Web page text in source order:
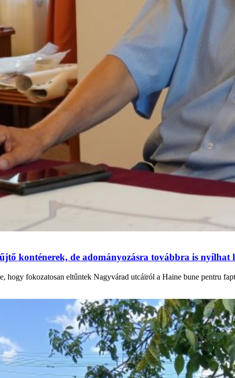
konténerek, de adományozásra továbbra is nyílhat
hogy fokozatosan eltűntek Nagyvárad utcáiról a Haine bune pentru